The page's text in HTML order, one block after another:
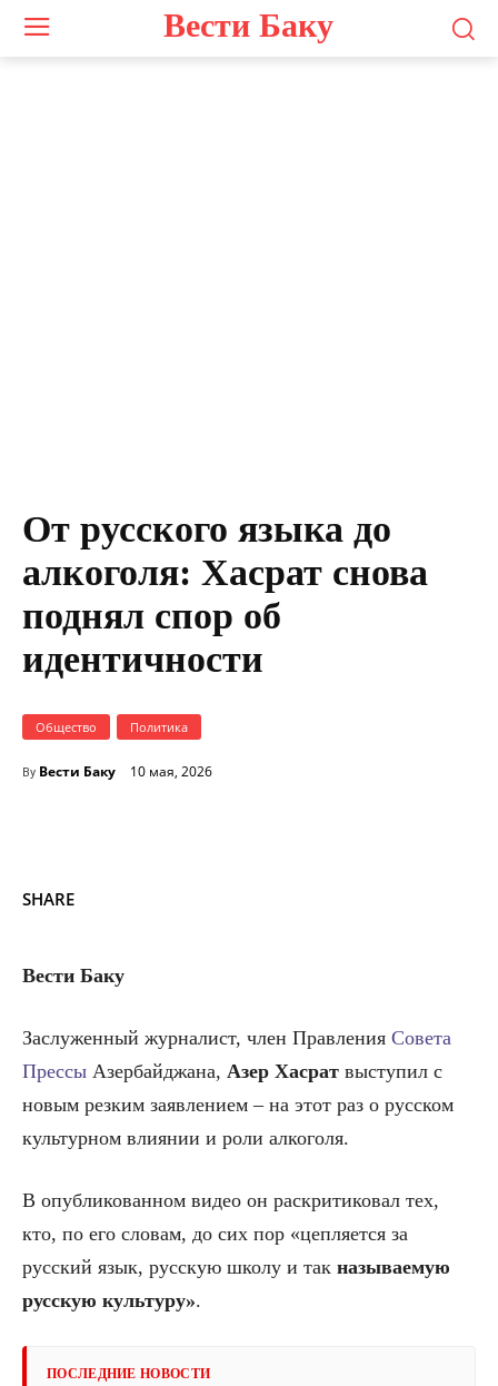
Вести Баку
От русского языка до
алкоголя: Хасрат снова
поднял спор об
идентичности
Общество Политика
By Вести Баку 10 мая, 2026
SHARE
Вести Баку
Заслуженный журналист, член Правления Совета
Прессы Азербайджана, Азер Хасрат выступил с
новым резким заявлением – на этот раз о русском
культурном влиянии и роли алкоголя.
В опубликованном видео он раскритиковал тех,
кто, по его словам, до сих пор «цепляется за
русский язык, русскую школу и так называемую
русскую культуру».
ПОСЛЕДНИЕ НОВОСТИ